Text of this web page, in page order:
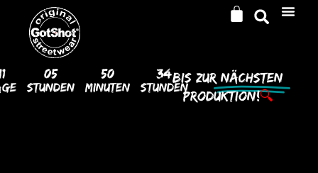
05
Stunden
50
Minuten
34
Stunden
Bis ZurNächsten
Produktion!🔍